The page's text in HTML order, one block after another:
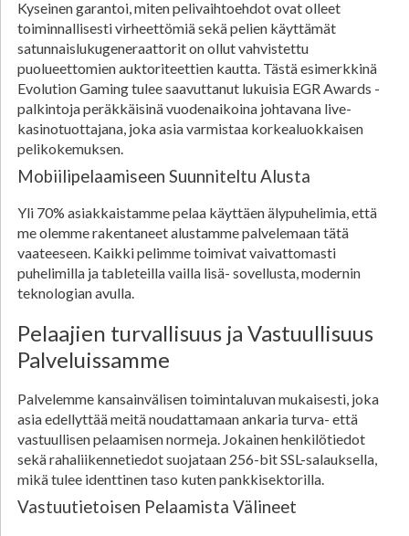
Kyseinen garantoi, miten pelivaihtoehdot ovat olleet
toiminnallisesti virheettömiä sekä pelien käyttämät
satunnaislukugeneraattorit on ollut vahvistettu
puolueettomien auktoriteettien kautta. Tästä esimerkkinä
Evolution Gaming tulee saavuttanut lukuisia EGR Awards -
palkintoja peräkkäisinä vuodenaikoina johtavana live-
kasinotuottajana, joka asia varmistaa korkealuokkaisen
pelikokemuksen.
Mobiilipelaamiseen Suunniteltu Alusta
Yli 70% asiakkaistamme pelaa käyttäen älypuhelimia, että
me olemme rakentaneet alustamme palvelemaan tätä
vaateeseen. Kaikki pelimme toimivat vaivattomasti
puhelimilla ja tableteilla vailla lisä- sovellusta, modernin
teknologian avulla.
Pelaajien turvallisuus ja Vastuullisuus
Palveluissamme
Palvelemme kansainvälisen toimintaluvan mukaisesti, joka
asia edellyttää meitä noudattamaan ankaria turva- että
vastuullisen pelaamisen normeja. Jokainen henkilötiedot
sekä rahaliikennetiedot suojataan 256-bit SSL-salauksella,
mikä tulee identtinen taso kuten pankkisektorilla.
Vastuutietoisen Pelaamista Välineet